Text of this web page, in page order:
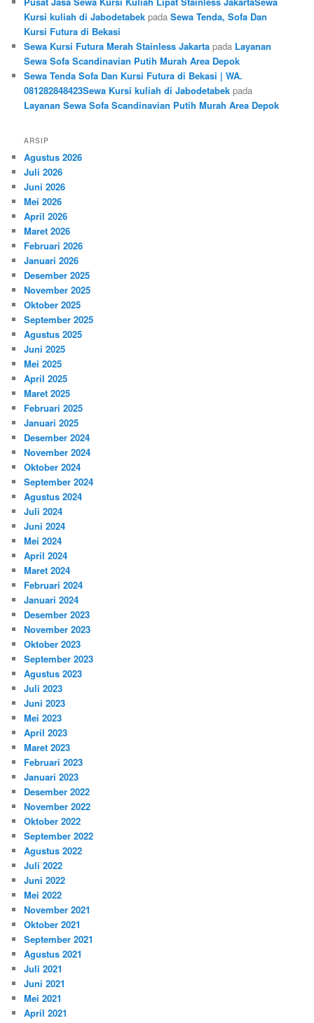
Kursi kuliah di Jabodetabek padaSewa Tenda, Sofa Dan
Kursi Futura di Bekasi
Sewa Kursi Futura Merah Stainless Jakarta pada Layanan
Sewa Sofa Scandinavian Putih Murah Area Depok
Sewa Tenda Sofa Dan Kursi Futura di Bekasi | WA.
081282848423Sewa Kursi kuliah di Jabodetabek pada
Layanan Sewa Sofa Scandinavian Putih Murah Area Depok
ARSIP
Agustus 2026
Juli 2026
Juni 2026
Mei 2026
April 2026
Maret 2026
Februari 2026
Januari 2026
Desember 2025
November 2025
Oktober 2025
September 2025
Agustus 2025
Juni 2025
Mei 2025
April 2025
Maret 2025
Februari 2025
Januari 2025
Desember 2024
November 2024
Oktober 2024
September 2024
Agustus 2024
Juli 2024
Juni 2024
Mei 2024
April 2024
Maret 2024
Februari 2024
Januari 2024
Desember 2023
November 2023
Oktober 2023
September 2023
Agustus 2023
Juli 2023
Juni 2023
Mei 2023
April 2023
Maret 2023
Februari 2023
Januari 2023
Desember 2022
November 2022
Oktober 2022
September 2022
Agustus 2022
Juli 2022
Juni 2022
Mei 2022
November 2021
Oktober 2021
September 2021
Agustus 2021
Juli 2021
Juni 2021
Mei 2021
April 2021